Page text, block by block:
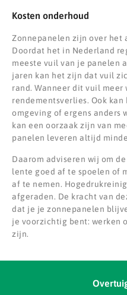
Kosten onderhoud
Zonnepanelen zijn over het
Doordat het in Nederland
meeste vuil van je panelen
jaren kan het zijn dat vuil
rand. Wanneer dit vuil
rendementsverlies. Ook
omgeving of ergens anders
kan een oorzaak zijn van
panelen leveren altijd
Daarom adviseren wij om
lente goed af te spoelen of
af te nemen.
afgeraden. De kracht van
dat je je zonnepanelen
je voorzichtig bent: werken
zijn.